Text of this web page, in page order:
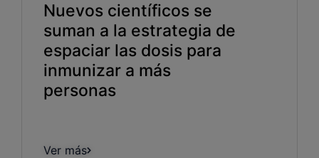
Nuevos científicos se
suman a la estrategia de
espaciar las dosis para
inmunizar a más
personas
Ver más